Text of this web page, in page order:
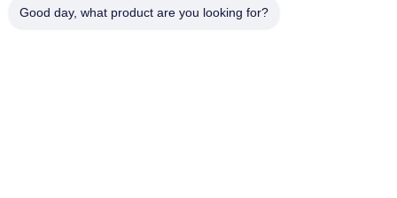
0086-18148506772
Good day, what product are you looking for?